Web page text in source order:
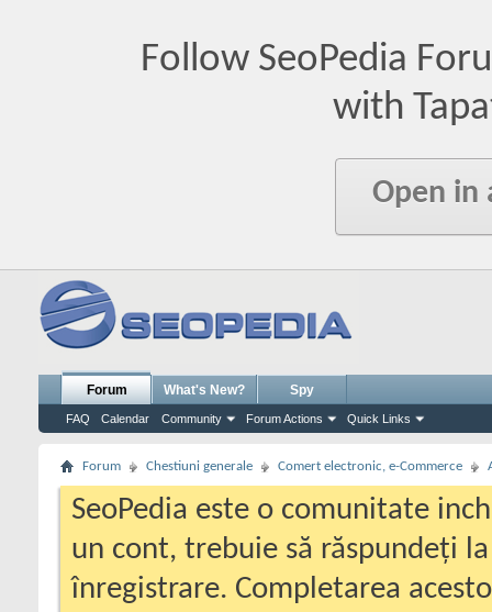
Follow SeoPedia
with
Open in
Forum
FAQ Calendar Community Forum Actions Quick Links
What's New? Spy
Forum Chestiuni generale Comert electronic, e-Commerce
SeoPedia este o comunitate
un cont, trebuie să răspundeți
înregistrare. Completarea